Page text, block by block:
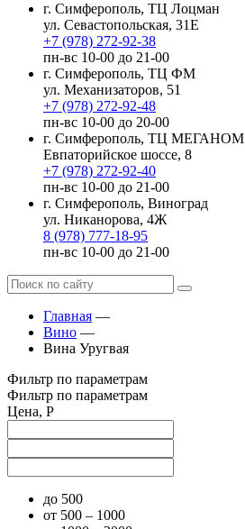
г. Симферополь, ТЦ Лоцман
ул. Севастопольская, 31Е
+7 (978) 272-92-38
пн-вс 10-00 до 21-00
г. Симферополь, ТЦ ФМ
ул. Механизаторов, 51
+7 (978) 272-92-48
пн-вс 10-00 до 20-00
г. Симферополь, ТЦ МЕГАНОМ
Евпаторийское шоссе, 8
+7 (978) 272-92-40
пн-вс 10-00 до 21-00
г. Симферополь, Виноград
ул. Никанорова, 4Ж
8 (978) 777-18-95
пн-вс 10-00 до 21-00
Главная —
Вино —
Вина Уругвая
Фильтр по параметрам
Фильтр по параметрам
Цена, Р
до 500
от 500 – 1000